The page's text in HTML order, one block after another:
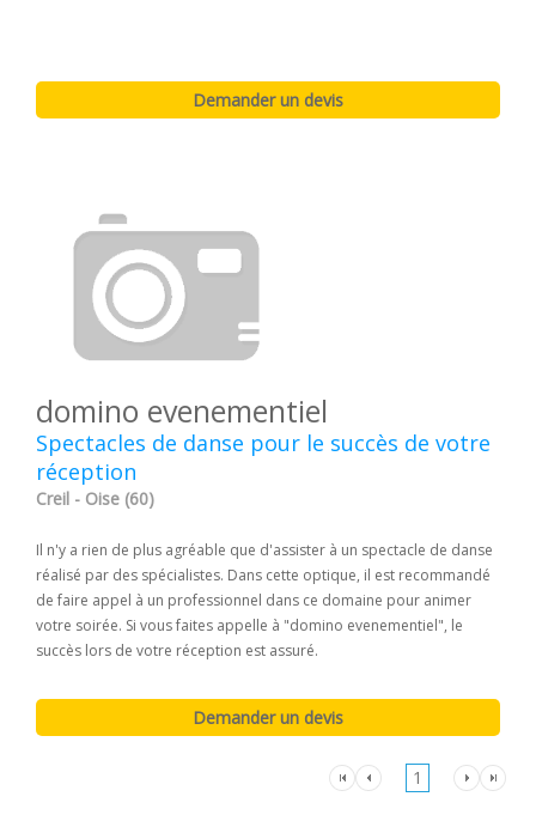
domino evenementiel
Spectacles de danse pour le succès de votre
réception
Creil - Oise (60)
Il n'y a rien de plus agréable que d'assister à un spectacle de danse
réalisé par des spécialistes. Dans cette optique, il est recommandé
de faire appel à un professionnel dans ce domaine pour animer
votre soirée. Si vous faites appelle à "domino evenementiel", le
succès lors de votre réception est assuré.
1